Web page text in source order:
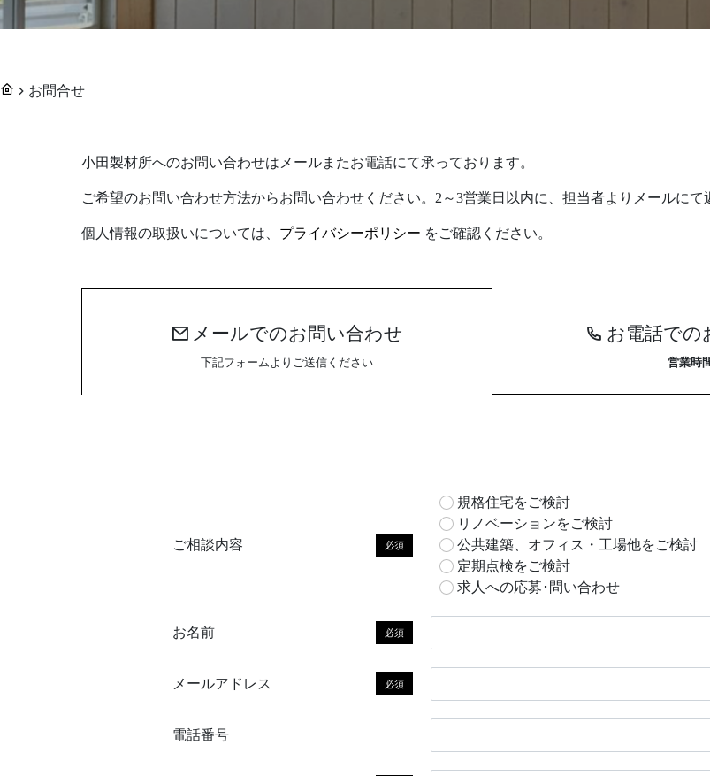
お問合せ
小田製材所へのお問い合わせはメールまたお電話にて承っております。
ご希望のお問い合わせ方法からお問い合わせください。2～3営業日以内に、担当者よりメールにて
個人情報の取扱いについては、 プライバシーポリシー をご確認ください。
メールでのお問い合わせ
下記フォームよりご送信ください
ご相談内容 必須
規格住宅をご検討
リノベーションをご検討
公共建築、オフィス・工場他をご検討
定期点検をご検討
求人への応募･問い合わせ
お名前 必須
メールアドレス 必須
電話番号
お電話での
営業時